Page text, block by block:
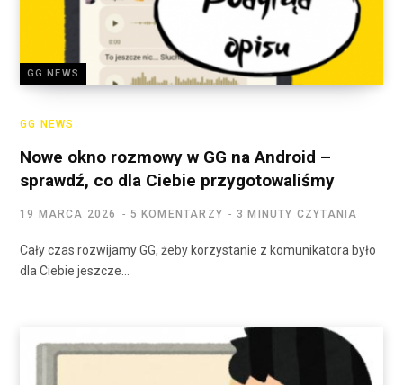
GG NEWS
GG NEWS
Nowe okno rozmowy w GG na Android –
sprawdź, co dla Ciebie przygotowaliśmy
19 MARCA 2026 5 KOMENTARZY 3 MINUTY CZYTANIA
Cały czas rozwijamy GG, żeby korzystanie z komunikatora było
dla Ciebie jeszcze…